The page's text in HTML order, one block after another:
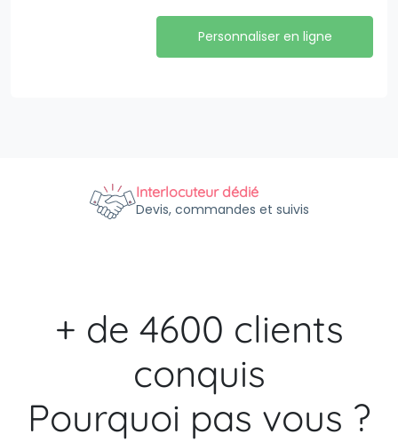
Personnaliser en ligne
Interlocuteur dédié
Devis, commandes et suivis
+ de 4600 clients
conquis
Pourquoi pas vous ?